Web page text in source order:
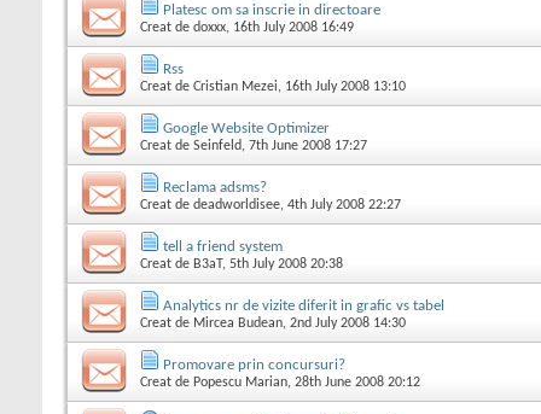
Platesc om sa inscrie in directoare
Creat de doxxx, 16th July 2008 16:49
Rss
Creat de Cristian Mezei, 16th July 2008 13:10
Google Website Optimizer
Creat de Seinfeld, 7th June 2008 17:27
Reclama adsms?
Creat de deadworldisee, 4th July 2008 22:27
tell a friend system
Creat de B3aT, 5th July 2008 20:38
Analytics nr de vizite diferit in grafic vs tabel
Creat de Mircea Budean, 2nd July 2008 14:30
Promovare prin concursuri?
Creat de Popescu Marian, 28th June 2008 20:12